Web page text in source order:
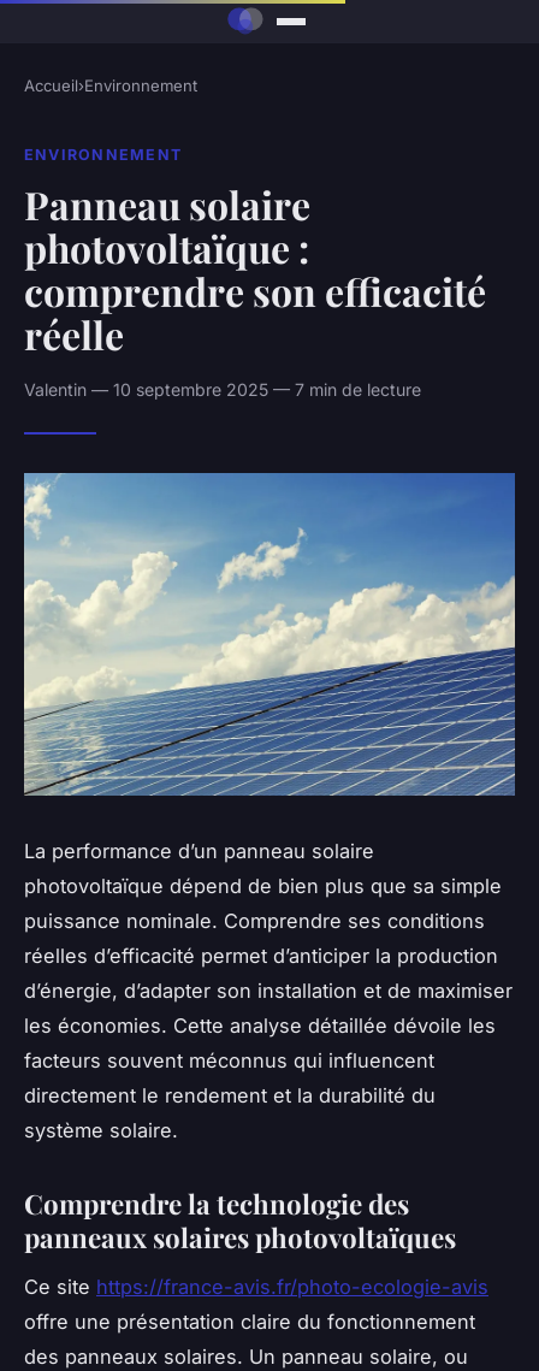
Accueil›Environnement
ENVIRONNEMENT
Panneau solaire
photovoltaïque :
comprendre son efficacité
réelle
Valentin — 10 septembre 2025 — 7 min de lecture
La performance d’un panneau solaire
photovoltaïque dépend de bien plus que sa simple
puissance nominale. Comprendre ses conditions
réelles d’efficacité permet d’anticiper la production
d’énergie, d’adapter son installation et de maximiser
les économies. Cette analyse détaillée dévoile les
facteurs souvent méconnus qui influencent
directement le rendement et la durabilité du
système solaire.
Comprendre la technologie des
panneaux solaires photovoltaïques
Ce site https://france-avis.fr/photo-ecologie-avis
offre une présentation claire du fonctionnement
des panneaux solaires. Un panneau solaire, ou